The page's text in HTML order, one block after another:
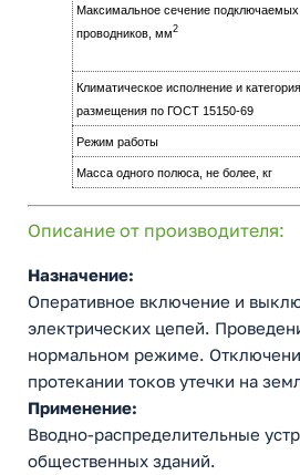
Максимальное сечение подключаемых
проводников, мм2
Климатическое исполнение и категория
размещения по ГОСТ 15150-69
Режим работы
Масса одного полюса, не более, кг
Описание от производителя:
Назначение:
Оперативное включение и
электрических цепей.
нормальном режиме.
протекании токов утечки на
Применение:
Вводно-распределительные
общественных зданий.